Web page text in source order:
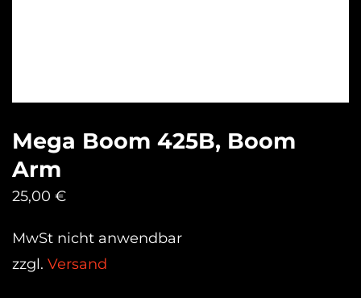
Mega Boom 425B, Boom
Arm
25,00 €
MwSt nicht anwendbar
zzgl. Versand